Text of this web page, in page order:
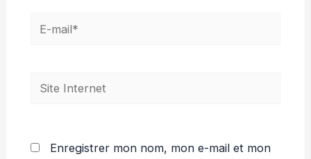
E-
Site
Enregistrer mon nom, mon e-mail et mon